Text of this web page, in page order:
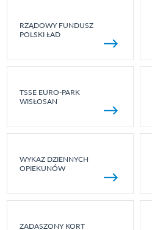
RZĄDOWY FUNDUSZ
POLSKI ŁAD
TSSE EURO-PARK
WISŁOSAN
WYKAZ DZIENNYCH
OPIEKUNÓW
ZADASZONY KORT